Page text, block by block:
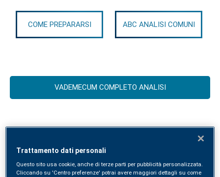
COME PREPARARSI ABC ANALISI COMUNI
VADEMECUM COMPLETO ANALISI
Il test diagnostico ad ampio spettro
Trattamento dati personali
Questo sito usa cookie, anche di terze parti per pubblicità personalizzata.
Cliccando su 'Centro preferenze' potrai avere maggiori dettagli su come